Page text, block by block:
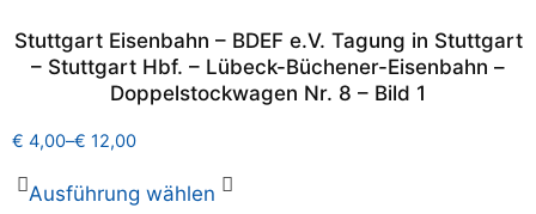
Stuttgart Eisenbahn – BDEF e.V. Tagung in Stuttgart
– Stuttgart Hbf. – Lübeck-Büchener-Eisenbahn –
Doppelstockwagen Nr. 8 – Bild 1
€ 4,00–€ 12,00
Ausführung wählen